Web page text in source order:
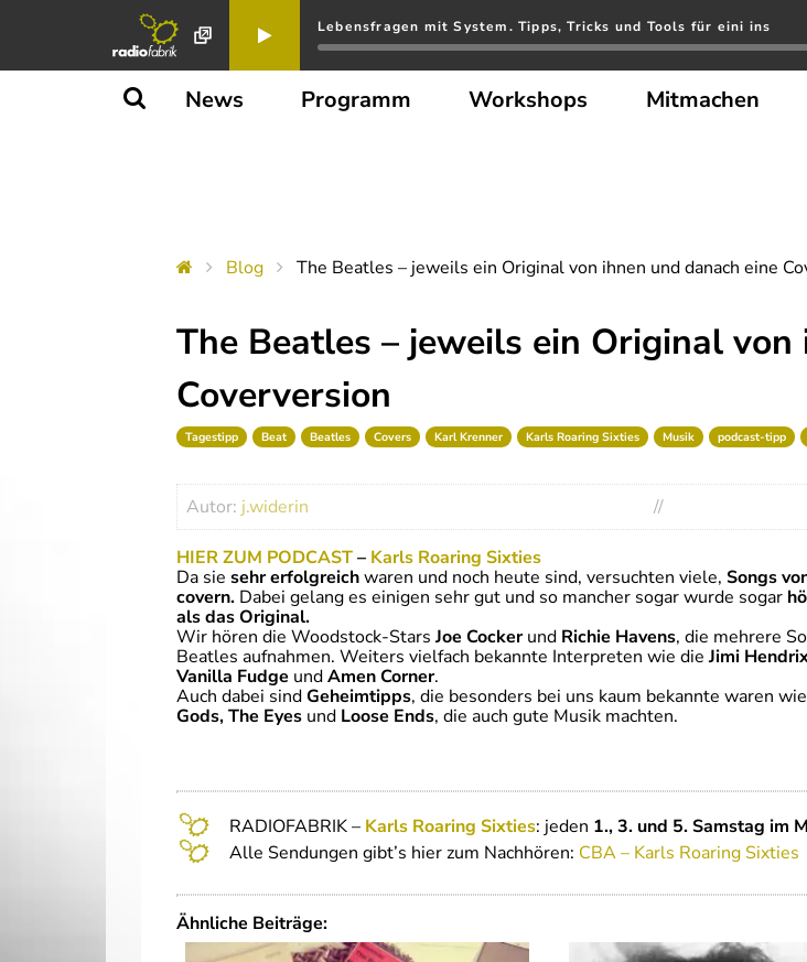
Lebensfragen mit System. Tipps, Tricks und Tools für eini ins
News Programm Workshops Mitmachen
Blog The Beatles – jeweils ein Original von ihnen und danach eine
The Beatles – jeweils ein Original
Coverversion
Tagestipp Beat Beatles Covers Karl Krenner Karls Roaring Sixties Musik podcast-tipp
Autor: j.widerin //
HIER ZUM PODCAST– Karls Roaring Sixties
Da sie sehr erfolgreichwaren und noch heute sind, versuchten viele, Songs
covern. Dabei gelang es einigen sehr gut und so mancher sogar wurde sogar
als das Original.
Wir hören die Woodstock-Stars Joe Cockerund Richie Havens, die mehrere
Beatles aufnahmen. Weiters vielfach bekannte Interpreten wie die Jimi
Vanilla Fudge undAmen Corner.
Auch dabei sindGeheimtipps, die besonders bei uns kaum bekannte waren wie
Gods, The Eyes und Loose Ends, die auch gute Musik machten.
RADIOFABRIK – Karls Roaring Sixties: jeden 1., 3. und 5. Samstag im
Alle Sendungen gibt’s hier zum Nachhören: CBA – Karls Roaring Sixties
Ähnliche Beiträge: